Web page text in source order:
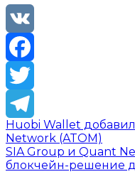
VK
Facebook
Twitter
Telegram
Huobi Wallet
Network (ATOM)
SIA Group и Quant
блокчейн-решение